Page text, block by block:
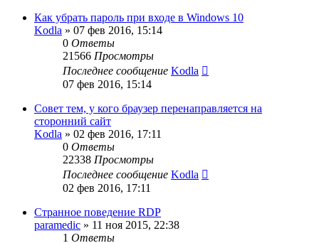
Как убрать пароль при входе в Windows 10
Kodla » 07 фев 2016, 15:14
0 Ответы
21566 Просмотры
Последнее сообщение Kodla
07 фев 2016, 15:14
Совет тем, у кого браузер перенаправляется на
сторонний сайт
Kodla » 02 фев 2016, 17:11
0 Ответы
22338 Просмотры
Последнее сообщение Kodla
02 фев 2016, 17:11
Странное поведение RDP
paramedic » 11 ноя 2015, 22:38
1 Ответы